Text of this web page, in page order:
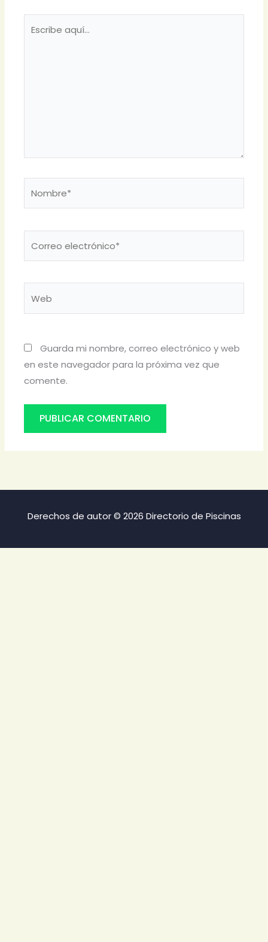
Guarda mi nombre, correo electrónico y web
en este navegador para la próxima vez que
comente.
Derechos de autor © 2026 Directorio de Piscinas